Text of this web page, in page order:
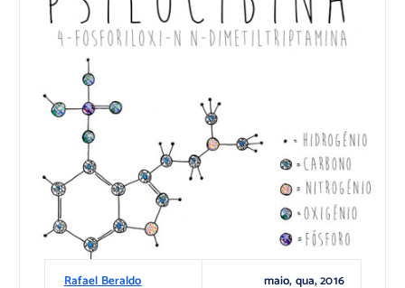
Rafael Beraldo maio, qua, 2016